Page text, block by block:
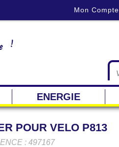
Mon Compte
!
ENERGIE
POUR VELO P813
: 497167